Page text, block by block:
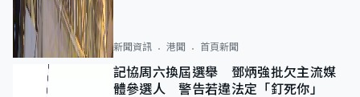
新聞資訊 港聞 首頁新聞
記協周六換屆選舉 鄧炳強批欠主流媒
體參選人 警告若違法定「釘死你」